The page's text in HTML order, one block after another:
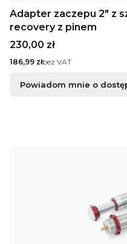
Adapter zaczepu 2" z
recovery z pinem
Cena
230,00 zł
Cena
186,99 złbez VAT
Powiadom mnie o